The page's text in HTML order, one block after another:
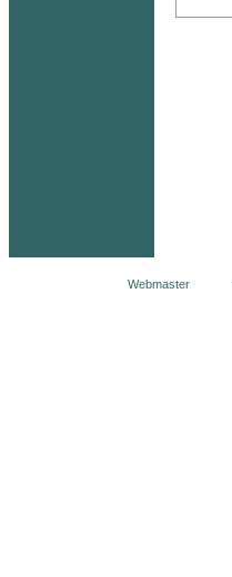
Webmaster